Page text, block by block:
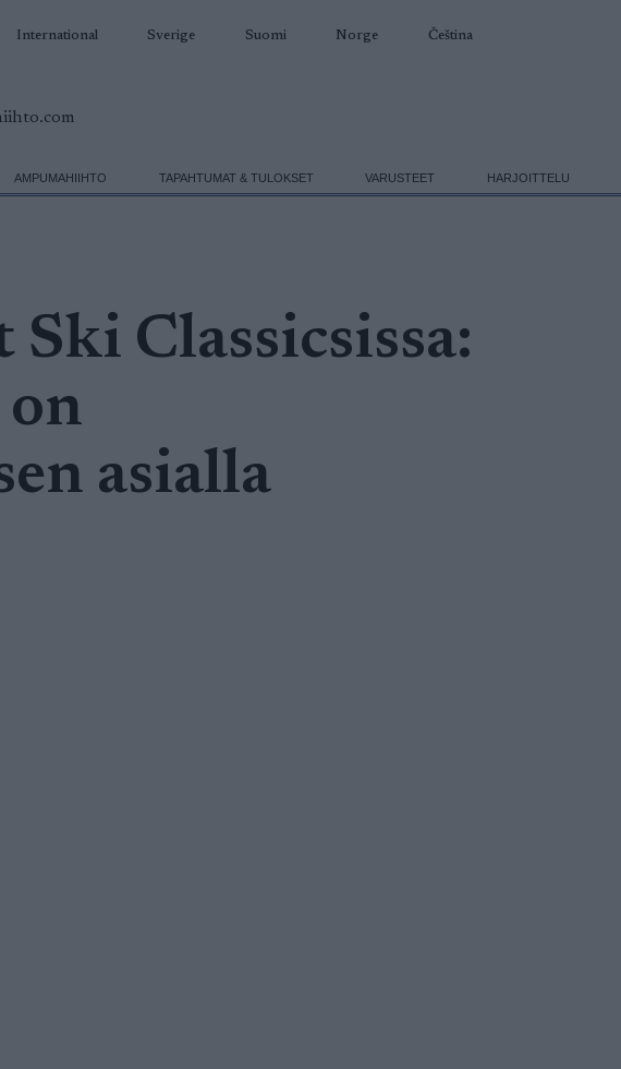
International Sverige Suomi Norge Čeština
AMPUMAHIIHTO TAPAHTUMAT & TULOKSET VARUSTEET HARJOITTELU
Classicsissa:
asialla